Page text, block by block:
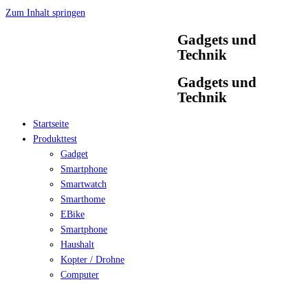
Zum Inhalt springen
Gadgets und
Technik
Gadgets und
Technik
Startseite
Produkttest
Gadget
Smartphone
Smartwatch
Smarthome
EBike
Smartphone
Haushalt
Kopter / Drohne
Computer